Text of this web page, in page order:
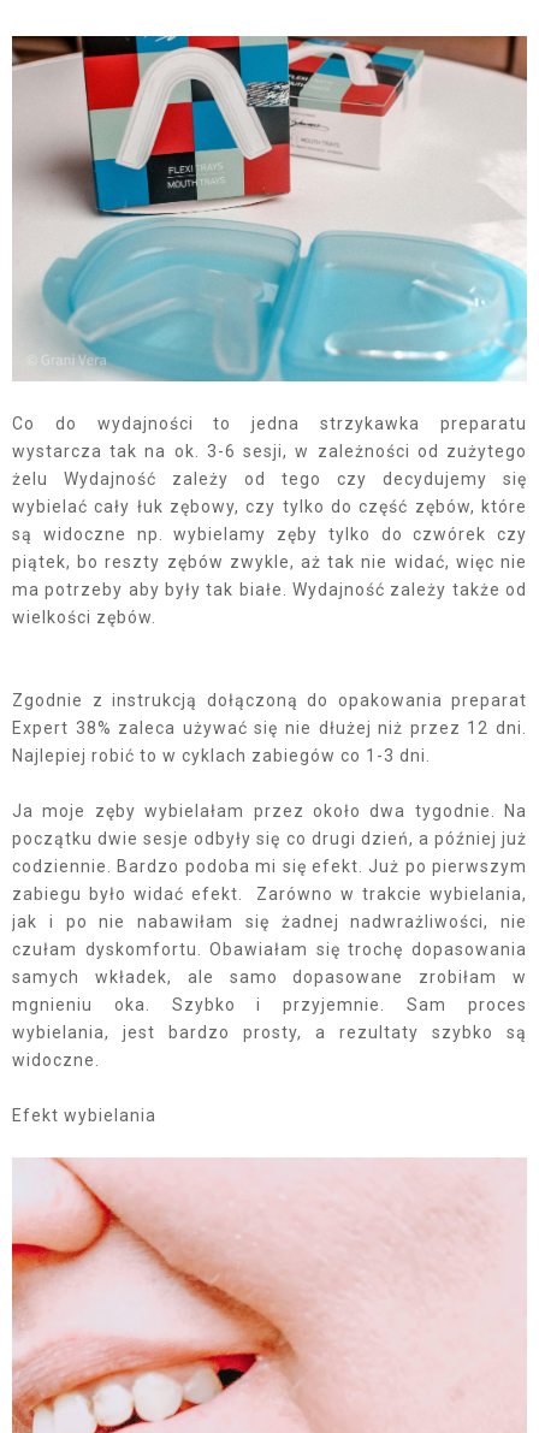
Co do wydajności to jedna strzykawka preparatu
wystarcza tak na ok. 3-6 sesji, w zależności od zużytego
żelu Wydajność zależy od tego czy decydujemy się
wybielać cały łuk zębowy, czy tylko do część zębów, które
są widoczne np. wybielamy zęby tylko do czwórek czy
piątek, bo reszty zębów zwykle, aż tak nie widać, więc nie
ma potrzeby aby były tak białe. Wydajność zależy także od
wielkości zębów.
Zgodnie z instrukcją dołączoną do opakowania preparat
Expert 38% zaleca używać się nie dłużej niż przez 12 dni.
Najlepiej robić to w cyklach zabiegów co 1-3 dni.
Ja moje zęby wybielałam przez około dwa tygodnie. Na
początku dwie sesje odbyły się co drugi dzień, a później już
codziennie. Bardzo podoba mi się efekt. Już po pierwszym
zabiegu było widać efekt. Zarówno w trakcie wybielania,
jak i po nie nabawiłam się żadnej nadwrażliwości, nie
czułam dyskomfortu. Obawiałam się trochę dopasowania
samych wkładek, ale samo dopasowane zrobiłam w
mgnieniu oka. Szybko i przyjemnie. Sam proces
wybielania, jest bardzo prosty, a rezultaty szybko są
widoczne.
Efekt wybielania